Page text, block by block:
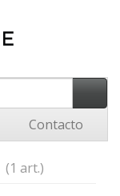
Contacto
(1 art.)